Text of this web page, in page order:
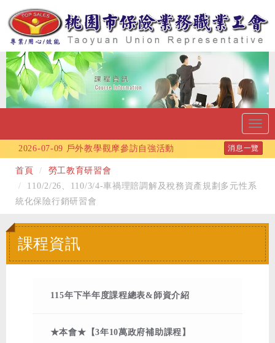
2026-07-09 戶外教學觀摩參訪自強活動
2026-06-10115年端午節連假公告
2026-06-09
115年度自強旅遊活動-採蜜蘋果、
武陵深秋賞楓2天1夜度假之旅!!
2026-06-02報稅必看！去年領取的保險給付不
用申報所得稅
2026-06-02報稅季來臨~ 2026報稅省稅必看!
消息一覽
首頁
勞工教育研習會
110/2/26、110/3/4-車禍理賠調解及稅務資產規劃多元性系
統化保險行銷研習會
課程資訊
115年下半年度課程總表&師資介紹
★本會★【3年10萬政府補助課程】